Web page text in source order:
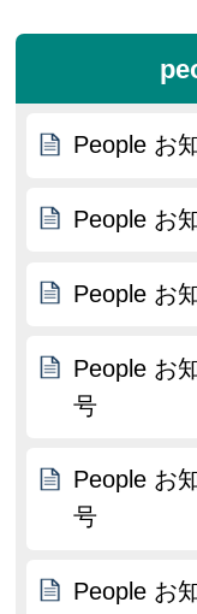
People お
People お
People お
People お
号
People お
号
People お